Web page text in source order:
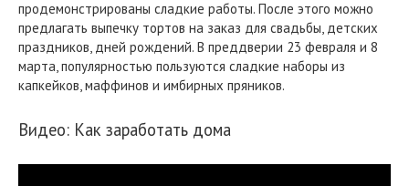
продемонстрированы сладкие работы. После этого можно
предлагать выпечку тортов на заказ для свадьбы, детских
праздников, дней рождений. В преддверии 23 февраля и 8
марта, популярностью пользуются сладкие наборы из
капкейков, маффинов и имбирных пряников.
Видео: Как заработать дома